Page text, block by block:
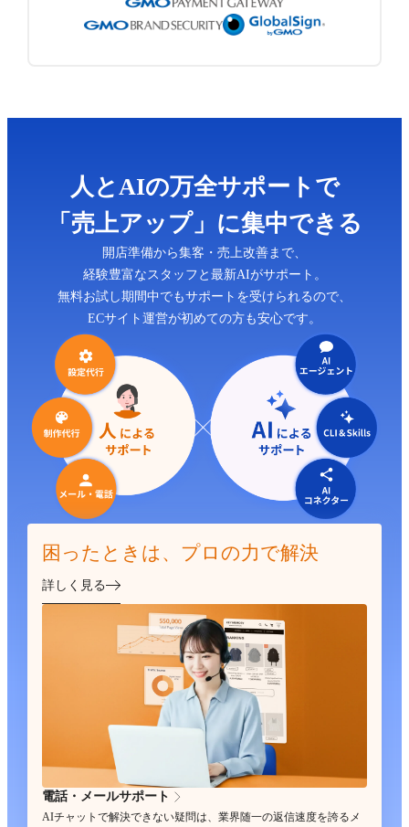
人とAIの万全サポートで
「売上アップ」に集中できる
開店準備から集客・売上改善まで、
経験豊富なスタッフと最新AIがサポート。
無料お試し期間中でもサポートを受けられるので、
ECサイト運営が初めての方も安心です。
困ったときは、プロの力で解決
詳しく見る
電話・メールサポート
AIチャットで解決できない疑問は、業界随一の返信速度を誇るメ